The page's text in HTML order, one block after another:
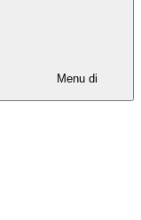
Menu di